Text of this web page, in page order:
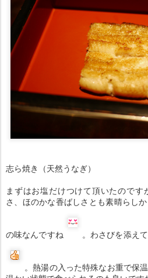
志ら焼き（天然うなぎ）
まずはお塩だけつけて頂いたので
さ、ほのかな香ばしさとも素晴らし
の味なんですね 。わさびを添え
。熱湯の入った特殊なお重で保